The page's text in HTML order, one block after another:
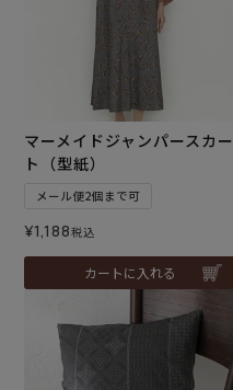
マーメイドジャンパースカー
ト（型紙）
メール便2個まで可
¥1,188税込
カートに入れる